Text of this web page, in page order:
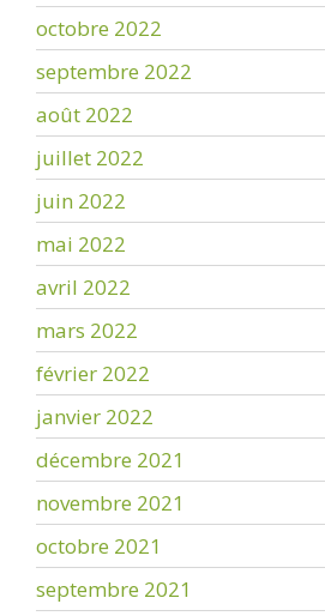
octobre 2022
septembre 2022
août 2022
juillet 2022
juin 2022
mai 2022
avril 2022
mars 2022
février 2022
janvier 2022
décembre 2021
novembre 2021
octobre 2021
septembre 2021